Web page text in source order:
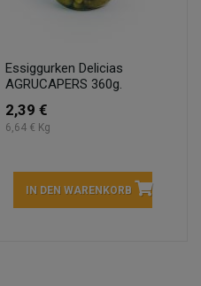
Essiggurken Delicias
AGRUCAPERS 360g.
2,39 €
6,64 € Kg
IN DEN WARENKORB